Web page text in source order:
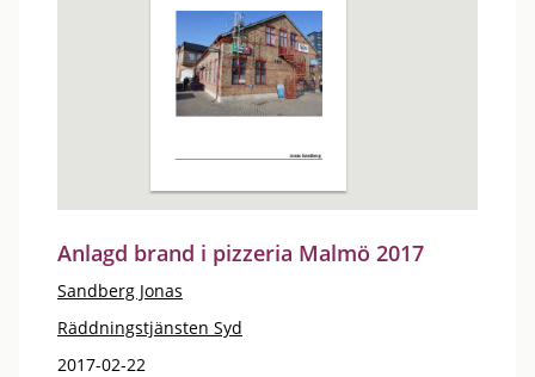
Anlagd brand i pizzeria Malmö 2017
Sandberg Jonas
Räddningstjänsten Syd
2017-02-22